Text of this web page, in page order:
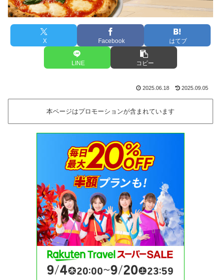
X Facebook はてブ
LINE コピー
2025.06.18 2025.09.05
本ページはプロモーションが含まれています